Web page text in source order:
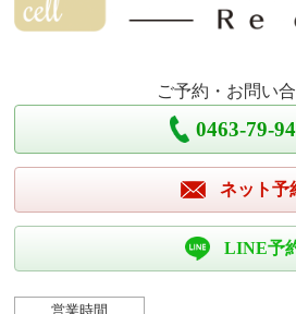
ご予約・お問い
0463-79-
ネット予
LINE予
営業時間